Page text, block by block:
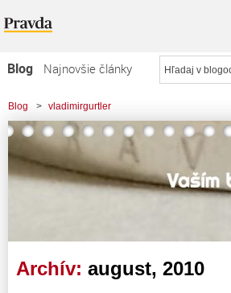
Blog
Najnovšie články
Najčítanejšie články
Najkomentovanejšie články
Zoznam blogov
Blog > vladimirgurtler
Archív: august, 2010